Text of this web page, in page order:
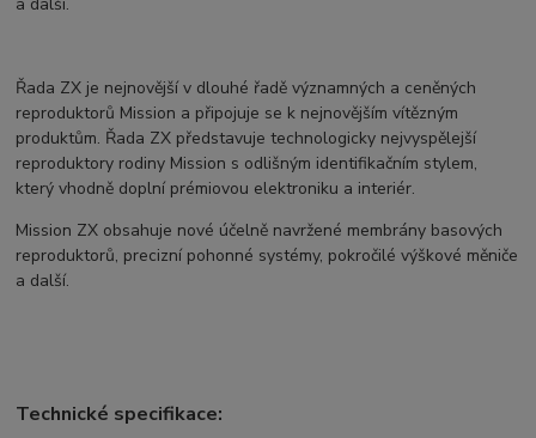
Řada ZX je nejnovější v dlouhé řadě významných a ceněných
reproduktorů Mission a připojuje se k nejnovějším vítězným
produktům. Řada ZX představuje technologicky nejvyspělejší
reproduktory rodiny Mission s odlišným identifikačním stylem,
který vhodně doplní prémiovou elektroniku a interiér.
Mission ZX obsahuje nové účelně navržené membrány basových
reproduktorů, precizní pohonné systémy, pokročilé výškové měniče
a další.
Technické specifikace: